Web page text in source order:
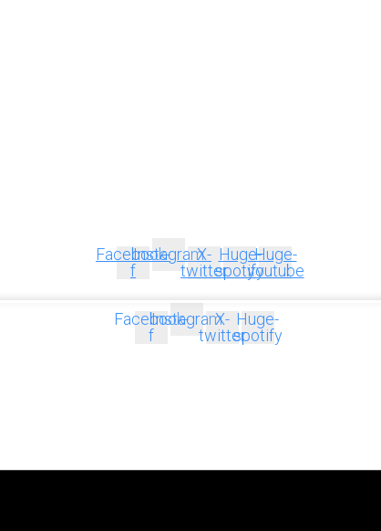
Facebook-
f
InstagramX-
twitter
Huge-
spotify
Huge-
youtube
Facebook-
f
InstagramX-
twitter
Huge-
spotify